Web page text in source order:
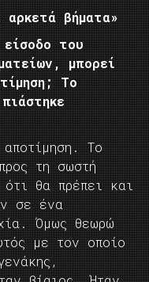
βήματα»
του
μπορεί
Το
Το
τη σωστή
θα πρέπει και
σε ένα
Όμως θεωρώ
με τον οποίο